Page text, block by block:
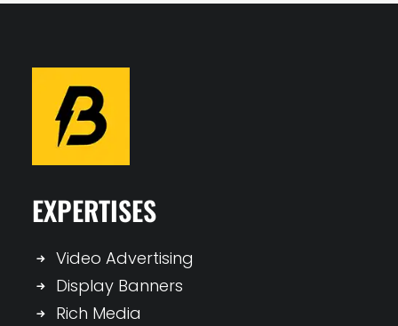
EXPERTISES
Video Advertising
Display Banners
Rich Media